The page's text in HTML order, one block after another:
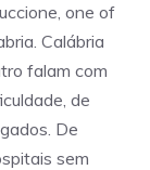
one of
Calábria
falam com
de
De
sem